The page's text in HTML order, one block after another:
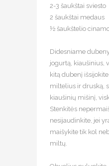
2-3 šaukštai sviesto⠀
2 šaukštai medaus ⠀
½ šaukštelio
Didesniame
jogurtą, kiaušinius,
kitą dubenį
miltelius ir druską,
kiaušinių mišinį,
Stenkitės
nesijaudinkite, jei
maišykite tik kol
miltų. ⠀